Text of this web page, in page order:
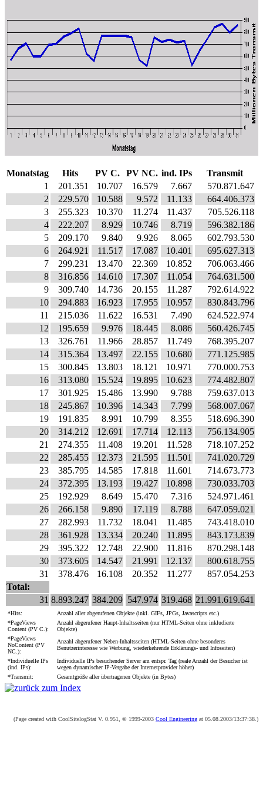
Monatstag
Hits
1
201.351
2
229.570
3
255.323
4
222.207
5
209.170
6
264.921
7
299.231
8
316.856
9
309.740
10
294.883
11
215.036
12
195.659
13
326.761
14
315.364
15
300.845
16
313.080
17
301.925
18
245.867
19
191.835
20
314.212
21
274.355
22
285.455
23
385.795
24
372.395
25
192.929
26
266.158
27
282.993
28
361.928
29
395.322
30
373.605
31
378.476
Total:
31 8.893.247
PV C.
10.707
10.588
10.370
8.929
9.840
11.517
13.470
14.610
14.736
16.923
11.622
9.976
11.966
13.497
13.803
15.524
15.486
10.396
8.991
12.691
11.408
12.373
14.585
13.193
8.649
9.890
11.732
13.334
12.748
14.547
16.108
384.209
PV NC.
16.579
9.572
11.274
10.746
9.926
17.087
22.369
17.307
20.155
17.955
16.531
18.445
28.857
22.155
18.121
19.895
13.990
14.343
10.799
17.714
19.201
21.595
17.818
19.427
15.470
17.119
18.041
20.240
22.900
21.991
20.352
547.974
ind. IPs
7.667
11.133
11.437
8.719
8.065
10.401
10.852
11.054
11.287
10.957
7.490
8.086
11.749
10.680
10.971
10.623
9.788
7.799
8.355
12.113
11.528
11.501
11.601
10.898
7.316
8.788
11.485
11.895
11.816
12.137
11.277
319.468
Transmit
570.871.647
664.406.373
705.526.118
596.382.186
602.793.530
695.627.313
706.063.466
764.631.500
792.614.922
830.843.796
624.522.974
560.426.745
768.395.207
771.125.985
770.000.753
774.482.807
759.637.013
568.007.067
518.696.390
756.134.905
718.107.252
741.020.729
714.673.773
730.033.703
524.971.461
647.059.021
743.418.010
843.173.839
870.298.148
800.618.755
857.054.253
21.991.619.641
*Hits:
Anzahl aller abgerufenen Objekte (inkl. GIFs, JPGs, Javascripts etc.)
*PageViews
Content (PV C.):
Anzahl abgerufener Haupt-Inhaltsseiten (nur HTML-Seiten ohne inkludierte
Objekte)
*PageViews
NoContent (PV
NC.):
Anzahl abgerufener Neben-Inhaltsseiten (HTML-Seiten ohne besonderes
Benutzerinteresse wie Werbung, wiederkehrende Erklärungs- und Infoseiten)
*Individuelle IPs
(ind. IPs):
Individuelle IPs besuchender Server am entspr. Tag (reale Anzahl der Besucher ist
wegen dynamischer IP-Vergabe der Internetprovider höher)
*Transmit:
Gesamtgröße aller übertragenen Objekte (in Bytes)
(Page created with CoolSitelogStat V. 0.951, © 1999-2003 Cool Engineering at 05.08.2003/13:37:38.)